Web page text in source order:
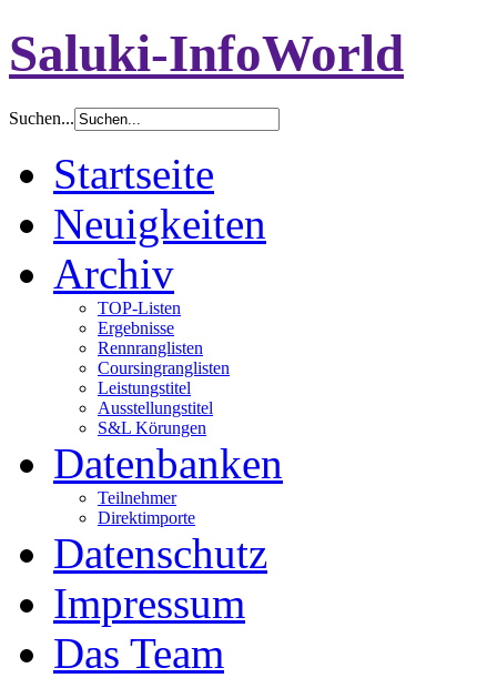
Saluki-InfoWorld
Suchen...
Startseite
Neuigkeiten
Archiv
TOP-Listen
Ergebnisse
Rennranglisten
Coursingranglisten
Leistungstitel
Ausstellungstitel
S&L Körungen
Datenbanken
Teilnehmer
Direktimporte
Datenschutz
Impressum
Das Team